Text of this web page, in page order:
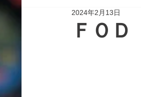
キッズバイク（在庫車）
ＦＯ
2024年2月13日